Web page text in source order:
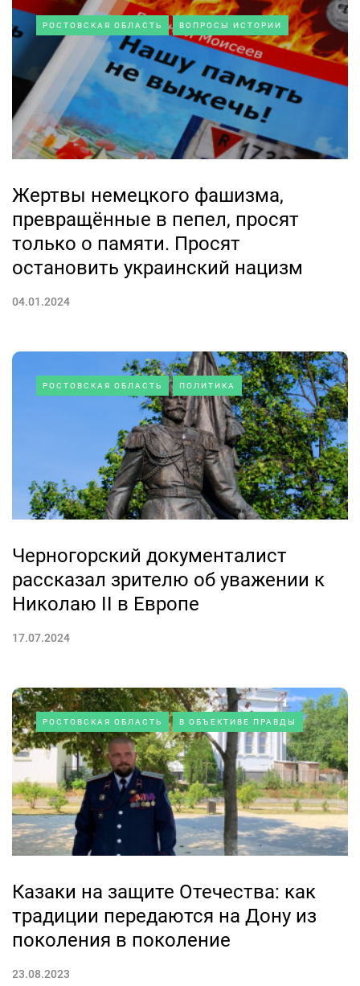
РОСТОВСКАЯ ОБЛАСТЬ ВОПРОСЫ ИСТОРИИ
Жертвы немецкого фашизма,
превращённые в пепел, просят
только о памяти. Просят
остановить украинский нацизм
04.01.2024
РОСТОВСКАЯ ОБЛАСТЬ ПОЛИТИКА
Черногорский документалист
рассказал зрителю об уважении к
Николаю II в Европе
17.07.2024
РОСТОВСКАЯ ОБЛАСТЬ В ОБЪЕКТИВЕ ПРАВДЫ
Казаки на защите Отечества: как
традиции передаются на Дону из
поколения в поколение
23.08.2023